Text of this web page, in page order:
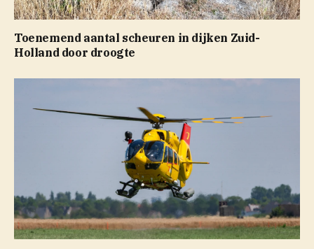
Toenemend aantal scheuren in dijken Zuid-
Holland door droogte